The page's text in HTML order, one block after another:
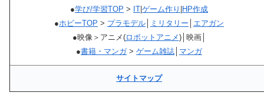
●学び/学習TOP > IT|ゲーム作り |HP作成
●ホビーTOP > プラモデル ミリタリー
エアガン
●映像＞アニメ(ロボットアニメ)│映画│
●書籍・マンガ> ゲーム雑誌 マンガ
サイトマップ